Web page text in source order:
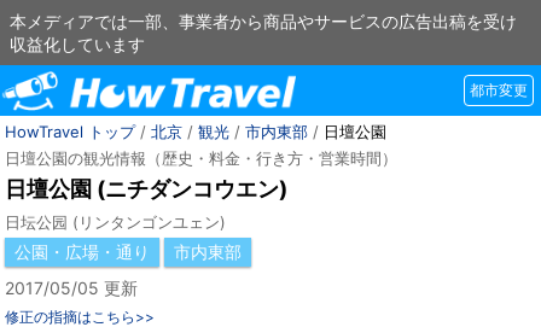
本メディアでは一部、事業者から商品やサービスの広告出稿を受け
収益化しています
都市変更
HowTravel トップ/ 北京 / 観光 / 市内東部 / 日壇公園
日壇公園の観光情報（歴史・料金・行き方・営業時間）
日壇公園 (ニチダンコウエン)
日坛公园 (リンタンゴンユェン)
公園・広場・通り
市内東部
2017/05/05 更新
修正の指摘はこちら>>